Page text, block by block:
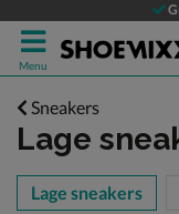
Menu
Sneakers
Lage
over
Lage sneakers